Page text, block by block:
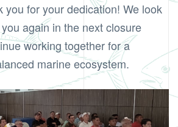
you for your dedication! We look
again in the next closure
working together for a
marine ecosystem.